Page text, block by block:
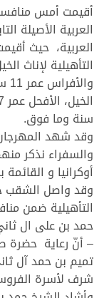
أقيمت أمس
العربية الأصيلة
العربية، حيث
سنة وما فوق.
وقد شهد
والسفراء نذكر
أوكرانيا و
وقد واصل الشقب
التأهيلية ضمن
حمد بن على ال
– أنّ رعاية حضرة
تميم بن حمد آل
شرف لأسرة